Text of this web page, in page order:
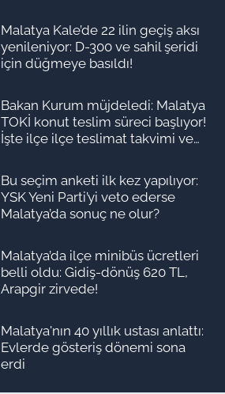
Malatya Kale’de 22 ilin geçiş aksı
yenileniyor: D-300 ve sahil şeridi
için düğmeye basıldı!
Bakan Kurum müjdeledi: Malatya
TOKİ konut teslim süreci başlıyor!
İşte ilçe ilçe teslimat takvimi ve
Bu seçim anketi ilk kez yapılıyor:
YSK Yeni Parti’yi veto ederse
Malatya’da sonuç ne olur?
Malatya’da ilçe minibüs ücretleri
belli oldu: Gidiş-dönüş 620 TL,
Arapgir zirvede!
Malatya'nın 40 yıllık ustası anlattı:
Evlerde gösteriş dönemi sona
erdi